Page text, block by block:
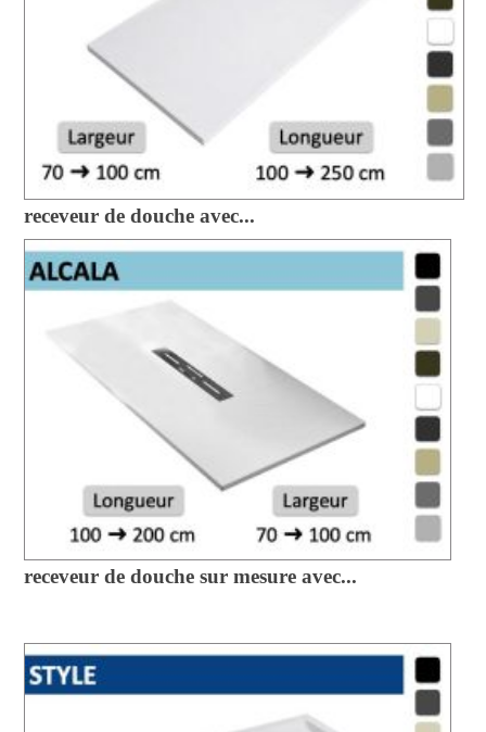
receveur de douche avec...
receveur de douche sur mesure avec...